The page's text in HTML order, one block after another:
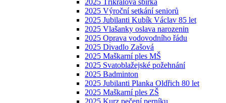
2025 Tříkrálová sbírka
2025 Výroční setkání seniorů
2025 Jubilanti Kubík Václav 85 let
2025 Vlašanky oslava narozenin
2025 Oprava vodovodního řádu
2025 Divadlo Zašová
2025 Maškarní ples MŠ
2025 Svatoblažejské požehnání
2025 Badminton
2025 Jubilanti Planka Oldřich 80 let
2025 Maškarní ples ZŠ
2025 Kurz pečení perníku